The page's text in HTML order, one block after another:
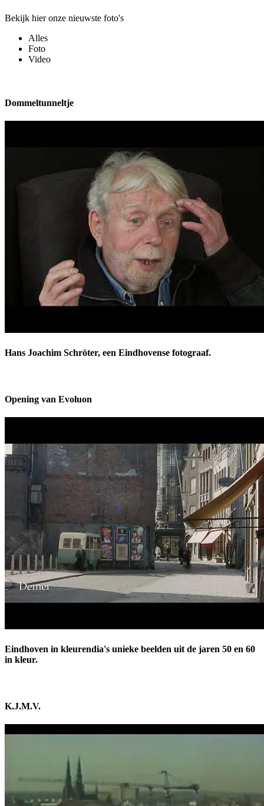
Bekijk hier onze nieuwste foto's
Alles
Foto
Video
Dommeltunneltje
Hans Joachim Schröter, een Eindhovense fotograaf.
Opening van Evoluon
Eindhoven in kleurendia's unieke beelden uit de jaren 50 en 60
in kleur.
K.J.M.V.